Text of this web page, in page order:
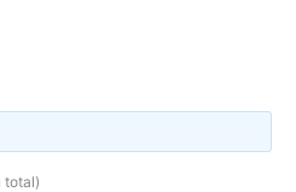
total)